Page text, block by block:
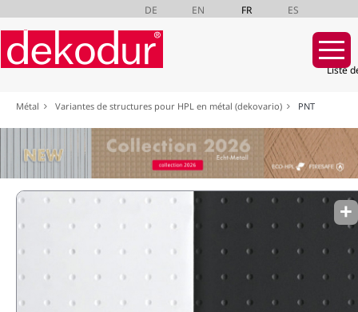
DE EN FR ES
Liste
contenu
Métal Variantes de structures pour HPL en métal (dekovario) PNT